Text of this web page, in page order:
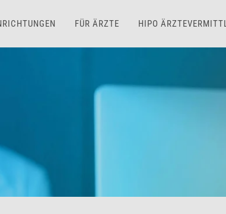
FÜR ÄRZTE HIPO